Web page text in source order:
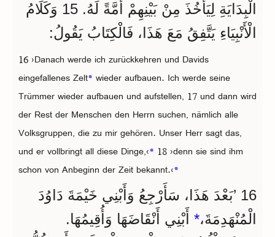
الْبِدَايَةِ لِيَأْخُذَ مِنْ بَيْنِهِمْ أُمَّةً لَهُ. 15 وَكَلَامُ
الْأَنْبِيَاءِ يَتَّفِقُ مَعَ هَذَا، فَالْكِتَابُ يَقُولُ:
16 ›Danach werde ich zurückkehren und Davids
eingefallenes Zelt* wieder aufbauen. Ich werde seine
Trümmer wieder aufbauen und aufstellen, 17 und dann wird
der Rest der Menschen den Herrn suchen, nämlich alle
Volksgruppen, die zu mir gehören. Unser Herr sagt das,
und er vollbringt all diese Dinge,‹* 18 ›denn sie sind ihm
schon von Anbeginn der Zeit bekannt.‹*
16 ’بَعْدَ هَذَا، سَأَرْجِعُ وَأَبْنِي خَيْمَةَ دَاوُدَ
الْمُنْهَدِمَةَ،* أَبْنِي أَنْقَاضَهَا وَأُقِيمُهَا.